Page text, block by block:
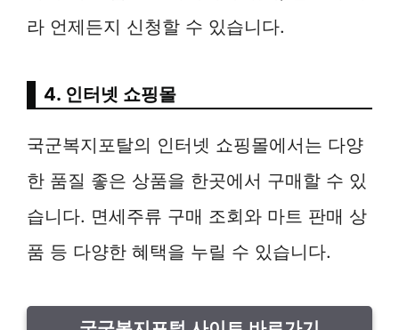
라 언제든지 신청할 수 있습니다.
4. 인터넷 쇼핑몰
국군복지포탈의 인터넷 쇼핑몰에서는 다양
한 품질 좋은 상품을 한곳에서 구매할 수 있
습니다. 면세주류 구매 조회와 마트 판매 상
품 등 다양한 혜택을 누릴 수 있습니다.